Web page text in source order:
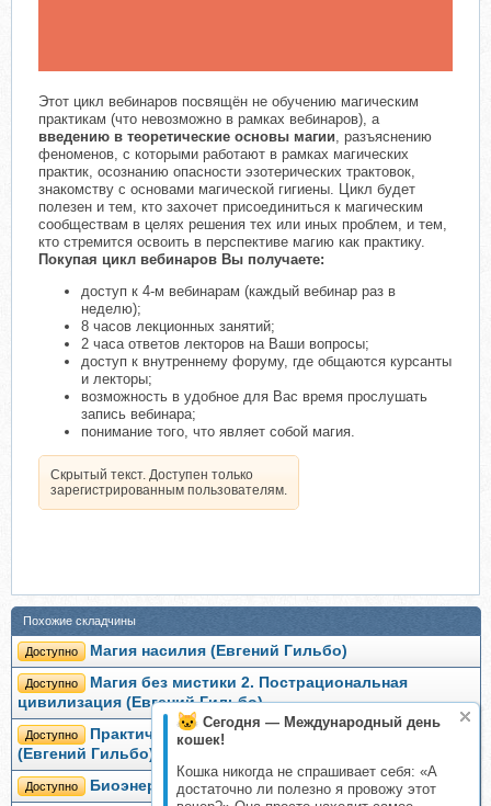
Сегодня — Международный день
кошек!
Кошка никогда не спрашивает себя: «А
достаточно ли полезно я провожу этот
Этот цикл вебинаров посвящён не обучению магическим
практикам (что невозможно в рамках вебинаров), а
введению в теоретические основы магии, разъяснению
феноменов, с которыми работают в рамках магических
практик, осознанию опасности эзотерических трактовок,
знакомству с основами магической гигиены. Цикл будет
полезен и тем, кто захочет присоединиться к магическим
сообществам в целях решения тех или иных проблем, и тем,
кто стремится освоить в перспективе магию как практику.
Покупая цикл вебинаров Вы получаете:
доступ к 4-м вебинарам (каждый вебинар раз в
неделю);
8 часов лекционных занятий;
2 часа ответов лекторов на Ваши вопросы;
доступ к внутреннему форуму, где общаются курсанты
и лекторы;
возможность в удобное для Вас время прослушать
запись вебинара;
понимание того, что являет собой магия.
Скрытый текст. Доступен только
зарегистрированным пользователям.
Похожие складчины
Доступно Магия насилия (Евгений Гильбо)
Доступно
Магия без мистики 2. Пострациональная
цивилизация (Евгений Гильбо)
Доступно
Практическая магия: управление судьбой
(Евгений Гильбо)
Доступно Биоэнергетика (Евгений Гильбо)